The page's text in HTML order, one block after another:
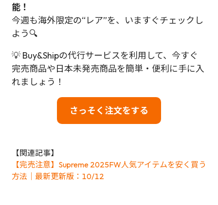
能！
今週も海外限定の“レア”を、いますぐチェックし
よう🔍
💡 Buy&Shipの代行サービスを利用して、今すぐ
完売商品や日本未発売商品を簡単・便利に手に入
れましょう！
さっそく注文をする
【関連記事】
【完売注意】Supreme 2025FW人気アイテムを安く買う
方法｜最新更新版：10/12